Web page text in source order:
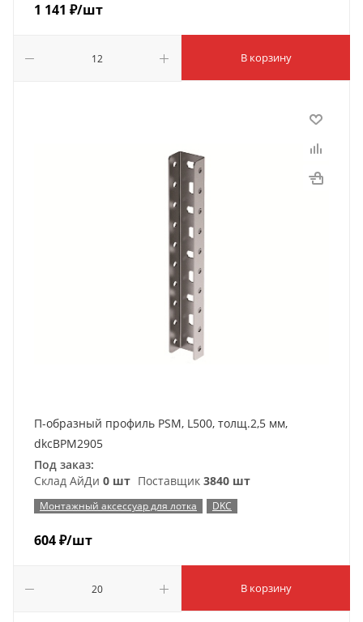
1 141 ₽/шт
В корзину
П-образный профиль PSM, L500, толщ.2,5 мм,
dkcBPM2905
Под заказ:
Склад АйДи 0 шт Поставщик 3840 шт
Монтажный аксессуар для лотка DKC
604₽/шт
В корзину